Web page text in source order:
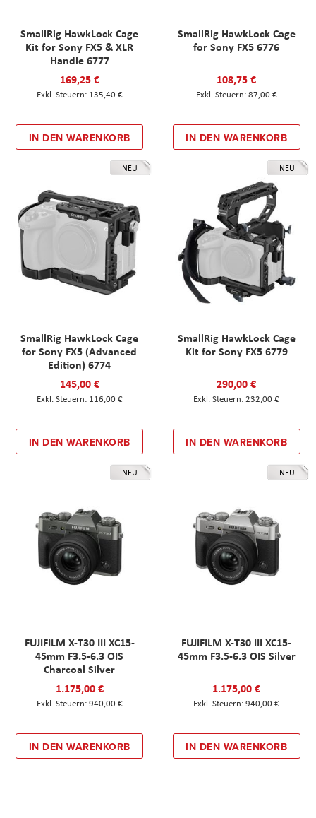
SmallRig HawkLock Cage
Kit for Sony FX5 & XLR
Handle 6777
169,25 €
135,40 €
IN DEN WARENKORB
SmallRig HawkLock Cage
for Sony FX5 6776
108,75 €
87,00 €
IN DEN WARENKORB
NEU
SmallRig HawkLock Cage
for Sony FX5 (Advanced
Edition) 6774
145,00 €
116,00 €
IN DEN WARENKORB
NEU
SmallRig HawkLock Cage
Kit for Sony FX5 6779
290,00 €
232,00 €
IN DEN WARENKORB
NEU
FUJIFILM X-T30 III XC15-
45mm F3.5-6.3 OIS
Charcoal Silver
1.175,00 €
940,00 €
IN DEN WARENKORB
NEU
FUJIFILM X-T30 III XC15-
45mm F3.5-6.3 OIS Silver
1.175,00 €
940,00 €
IN DEN WARENKORB